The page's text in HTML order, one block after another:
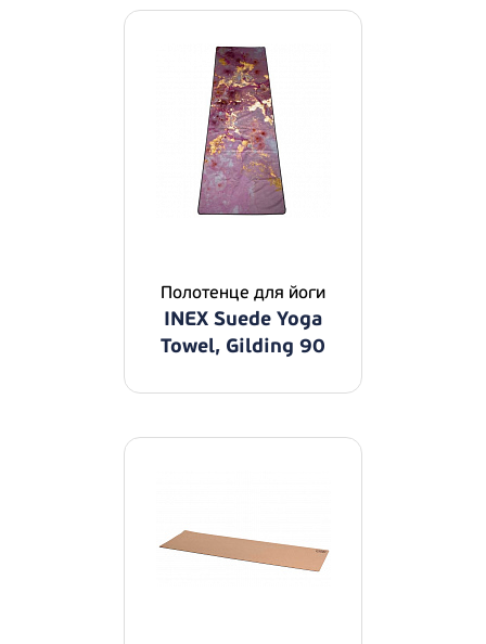
Полотенце для йоги
INEX Suede Yoga
Towel, Gilding 90